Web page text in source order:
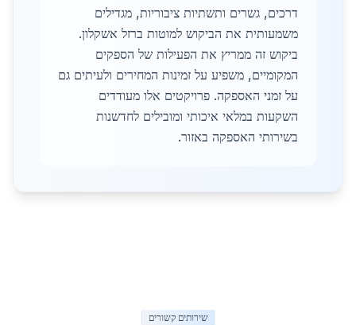
דרכים, גשרים ותשתיות ציבוריות, מגדילים
משמעותית את הביקוש למוטות ברזל אשקלון.
ביקוש זה ממריץ את הפעילות של הספקים
המקומיים, משפיע על זמינות המחירים ולעיתים גם
על זמני האספקה. פרויקטים אלו מעודדים
השקעות במלאי איכותי ומובילים לחדשנות
בשירותי האספקה באזור.
שירותים קשורים